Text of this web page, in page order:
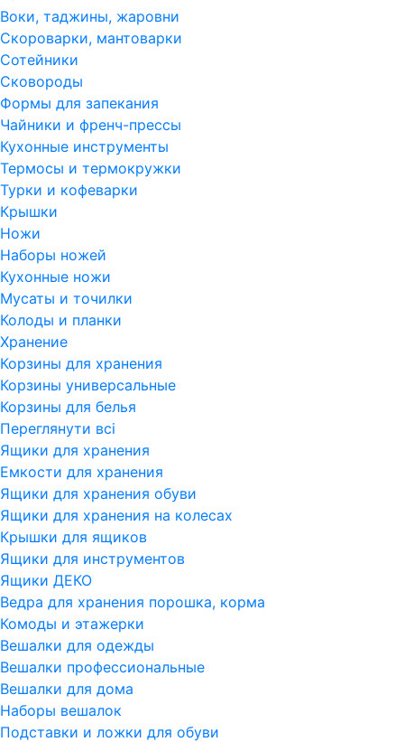
Воки, таджины, жаровни
Скороварки, мантоварки
Сотейники
Сковороды
Формы для запекания
Чайники и френч-прессы
Кухонные инструменты
Термосы и термокружки
Турки и кофеварки
Крышки
Ножи
Наборы ножей
Кухонные ножи
Мусаты и точилки
Колоды и планки
Хранение
Корзины для хранения
Корзины универсальные
Корзины для белья
Переглянути всi
Ящики для хранения
Емкости для хранения
Ящики для хранения обуви
Ящики для хранения на колесах
Крышки для ящиков
Ящики для инструментов
Ящики ДЕКО
Ведра для хранения порошка, корма
Комоды и этажерки
Вешалки для одежды
Вешалки профессиональные
Вешалки для дома
Наборы вешалок
Подставки и ложки для обуви